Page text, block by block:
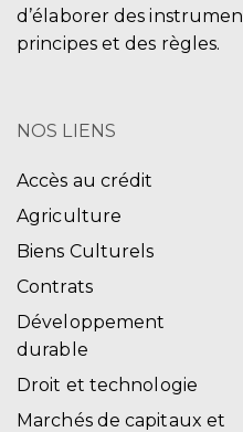
d’élaborer des
principes et des règles.
NOS LIENS
Accès au crédit
Agriculture
Biens Culturels
Contrats
Développement
durable
Droit et technologie
Marchés de capitaux et